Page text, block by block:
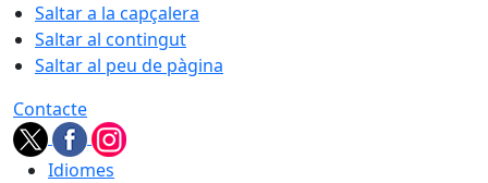
Saltar a la capçalera
Saltar al contingut
Saltar al peu de pàgina
Contacte
Idiomes